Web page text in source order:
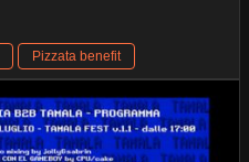
Pizzata benefit